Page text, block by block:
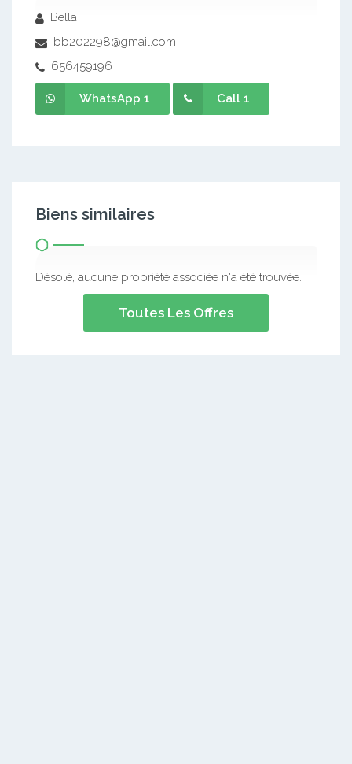
Bella
bb202298@gmail.com
656459196
WhatsApp 1 Call 1
Biens similaires
Désolé, aucune propriété associée n'a été trouvée.
Toutes Les Offres